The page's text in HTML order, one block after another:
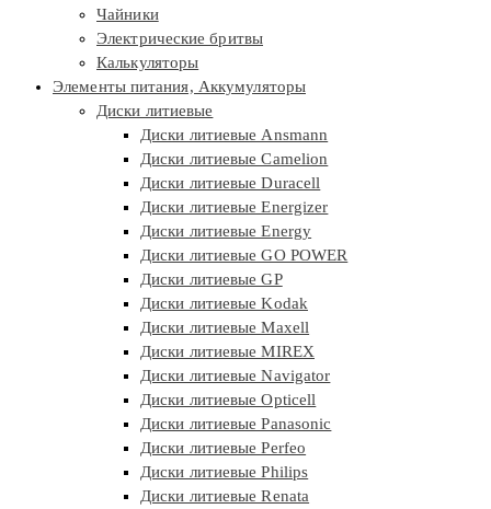
Чайники
Электрические бритвы
Калькуляторы
Элементы питания, Аккумуляторы
Диски литиевые
Диски литиевые Ansmann
Диски литиевые Camelion
Диски литиевые Duracell
Диски литиевые Energizer
Диски литиевые Energy
Диски литиевые GO POWER
Диски литиевые GP
Диски литиевые Kodak
Диски литиевые Maxell
Диски литиевые MIREX
Диски литиевые Navigator
Диски литиевые Opticell
Диски литиевые Panasonic
Диски литиевые Perfeo
Диски литиевые Philips
Диски литиевые Renata